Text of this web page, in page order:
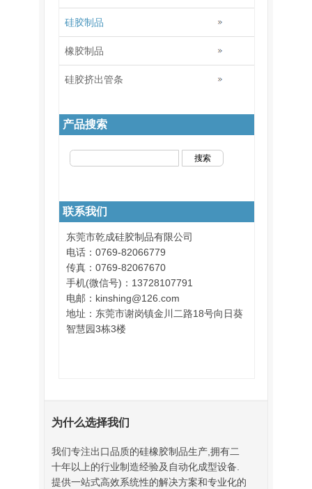
硅胶制品
橡胶制品
硅胶挤出管条
产品搜索
联系我们
东莞市乾成硅胶制品有限公司
电话：0769-82066779
传真：0769-82067670
手机(微信号)：13728107791
电邮：kinshing@126.com
地址：东莞市谢岗镇金川二路18号向日葵
智慧园3栋3楼
为什么选择我们
我们专注出口品质的硅橡胶制品生产,拥有二
十年以上的行业制造经验及自动化成型设备.
提供一站式高效系统性的解决方案和专业化的